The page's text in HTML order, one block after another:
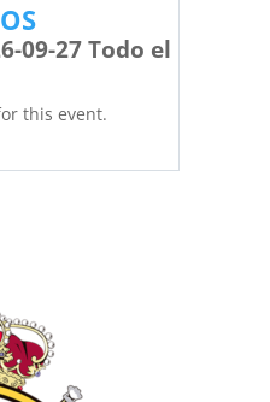
09-27 Todo el
this event.